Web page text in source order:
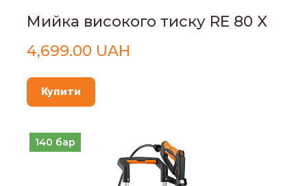
Мийка високого тиску RE 80 X
4,699.00 UAH
Купити
140 бар